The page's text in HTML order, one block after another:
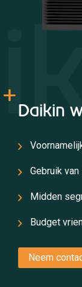
Daikin
Gebruik van
Midden
Budget
Neem